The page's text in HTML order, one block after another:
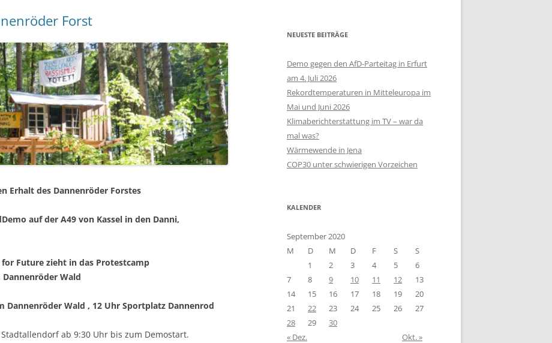
Forst
Erhalt des Dannenröder Forstes
auf der A49 von Kassel in den Danni,
for Future zieht in das Protestcamp
Wald
Dannenröder Wald , 12 Uhr Sportplatz Dannenrod
ab 9:30 Uhr bis zum Demostart.
NEUESTE BEITRÄGE
Demo gegen den AfD-Parteitag in Erfurt
am 4. Juli 2026
Rekordtemperaturen in Mitteleuropa im
Mai und Juni 2026
Klimaberichterstattung im TV – war da
mal was?
Wärmewende in Jena
COP30 unter schwierigen Vorzeichen
KALENDER
September 2020
M
D M D F S
S
1
2 3 4 5
6
7
8 9 10 11 12
13
14
15 16 17 18 19
20
21
22 23 24 25 26
27
28
29
30
« Dez.
Okt. »